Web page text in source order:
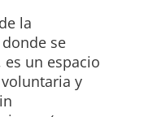
la
se
un espacio
y